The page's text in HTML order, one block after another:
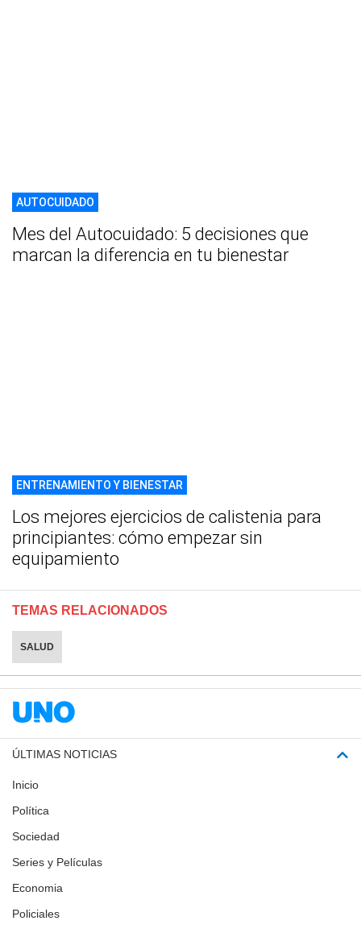
AUTOCUIDADO
Mes del Autocuidado: 5 decisiones que
marcan la diferencia en tu bienestar
ENTRENAMIENTO Y BIENESTAR
Los mejores ejercicios de calistenia para
principiantes: cómo empezar sin
equipamiento
TEMAS RELACIONADOS
SALUD
ÚLTIMAS NOTICIAS
Inicio
Política
Sociedad
Series y Películas
Economia
Policiales